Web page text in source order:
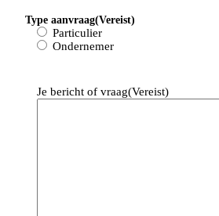
[blocksy-content-block id="7258"]
Type aanvraag(Vereist)
Particulier
Ondernemer
Je bericht of vraag(Vereist)